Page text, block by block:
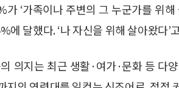
‘가족이나 주변의 그 누군가를 위해
에 달했다. ‘나 자신을 위해 살아왔다
의지는 최근 생활·여가·문화 등 다